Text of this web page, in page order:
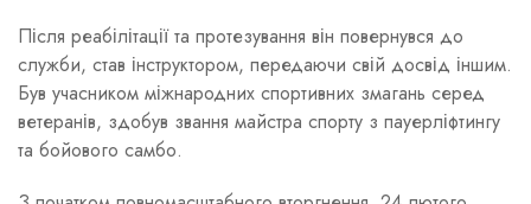
Після реабілітації та протезування він повернувся до
служби, став інструктором, передаючи свій досвід іншим.
Був учасником міжнародних спортивних змагань серед
ветеранів, здобув звання майстра спорту з пауерліфтингу
та бойового самбо.